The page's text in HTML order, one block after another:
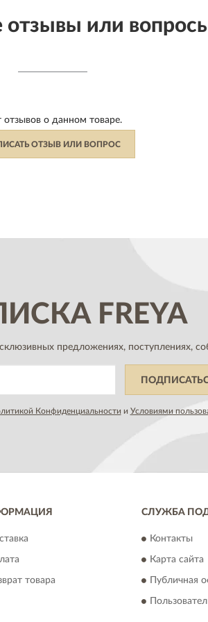
отзывы или
отзывов о данном товаре.
ОТЗЫВ ИЛИ ВОПРОС
FREYA
предложениях,поступлениях,
Конфиденциальности и Условиями
товара
СЛУЖБА
Контакты
Карта сайта
Публичная